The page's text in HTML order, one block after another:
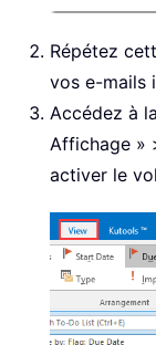
Répétez
vos e-mails
Accédez à
Affichage »
activer le